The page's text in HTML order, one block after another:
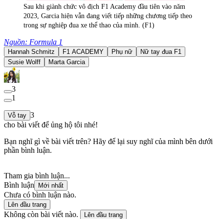
Sau khi giành chức vô địch F1 Academy đầu tiên vào năm
2023, Garcia hiện vẫn đang viết tiếp những chương tiếp theo
trong sự nghiệp đua xe thể thao của mình. (F1)
Nguồn: Formula 1
Hannah Schmitz F1 ACADEMY Phụ nữ
Nữ tay đua F1
Susie Wolff
Marta Garcia
3
1
Vỗ tay 3
cho bài viết để ủng hộ tôi nhé!
Bạn nghĩ gì về bài viết trên? Hãy để lại suy nghĩ của mình bên dưới
phần bình luận.
Tham gia bình luận...
Bình luận
Mới nhất
Chưa có bình luận nào.
Lên đầu trang
Không còn bài viết nào. Lên đầu trang